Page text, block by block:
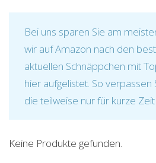
Bei uns sparen Sie am
wir auf Amazon nach den
aktuellen Schnäppchen mit
hier aufgelistet. So verpassen
die teilweise nur für kurze
Keine Produkte gefunden.